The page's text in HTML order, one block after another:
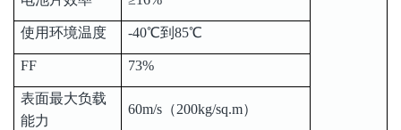
使用环境温度 -40℃到85℃
FF 73%
表面最大负载
能力
60m/s（200kg/sq.m）